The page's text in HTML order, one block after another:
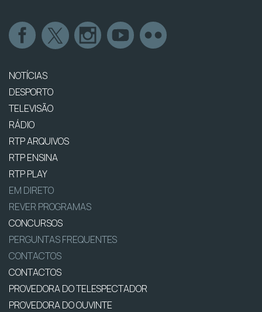
NOTÍCIAS
DESPORTO
TELEVISÃO
RÁDIO
RTP ARQUIVOS
RTP ENSINA
RTP PLAY
EM DIRETO
REVER PROGRAMAS
CONCURSOS
PERGUNTAS FREQUENTES
CONTACTOS
CONTACTOS
PROVEDORA DO TELESPECTADOR
PROVEDORA DO OUVINTE